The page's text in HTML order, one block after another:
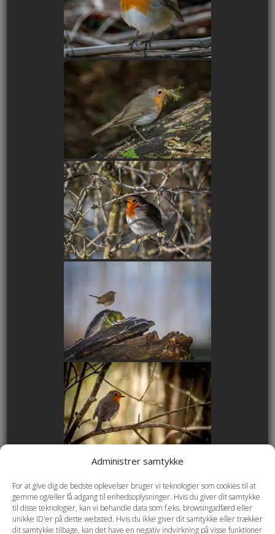
Administrer samtykke
For at give dig de bedste oplevelser bruger vi teknologier som cookies til at
gemme og/eller få adgang til enhedsoplysninger. Hvis du giver dit samtykke
til disse teknologier, kan vi behandle data som f.eks. browsingadfærd eller
unikke ID'er på dette websted. Hvis du ikke giver dit samtykke eller trækker
dit samtykke tilbage, kan det have en negativ indvirkning på visse funktioner